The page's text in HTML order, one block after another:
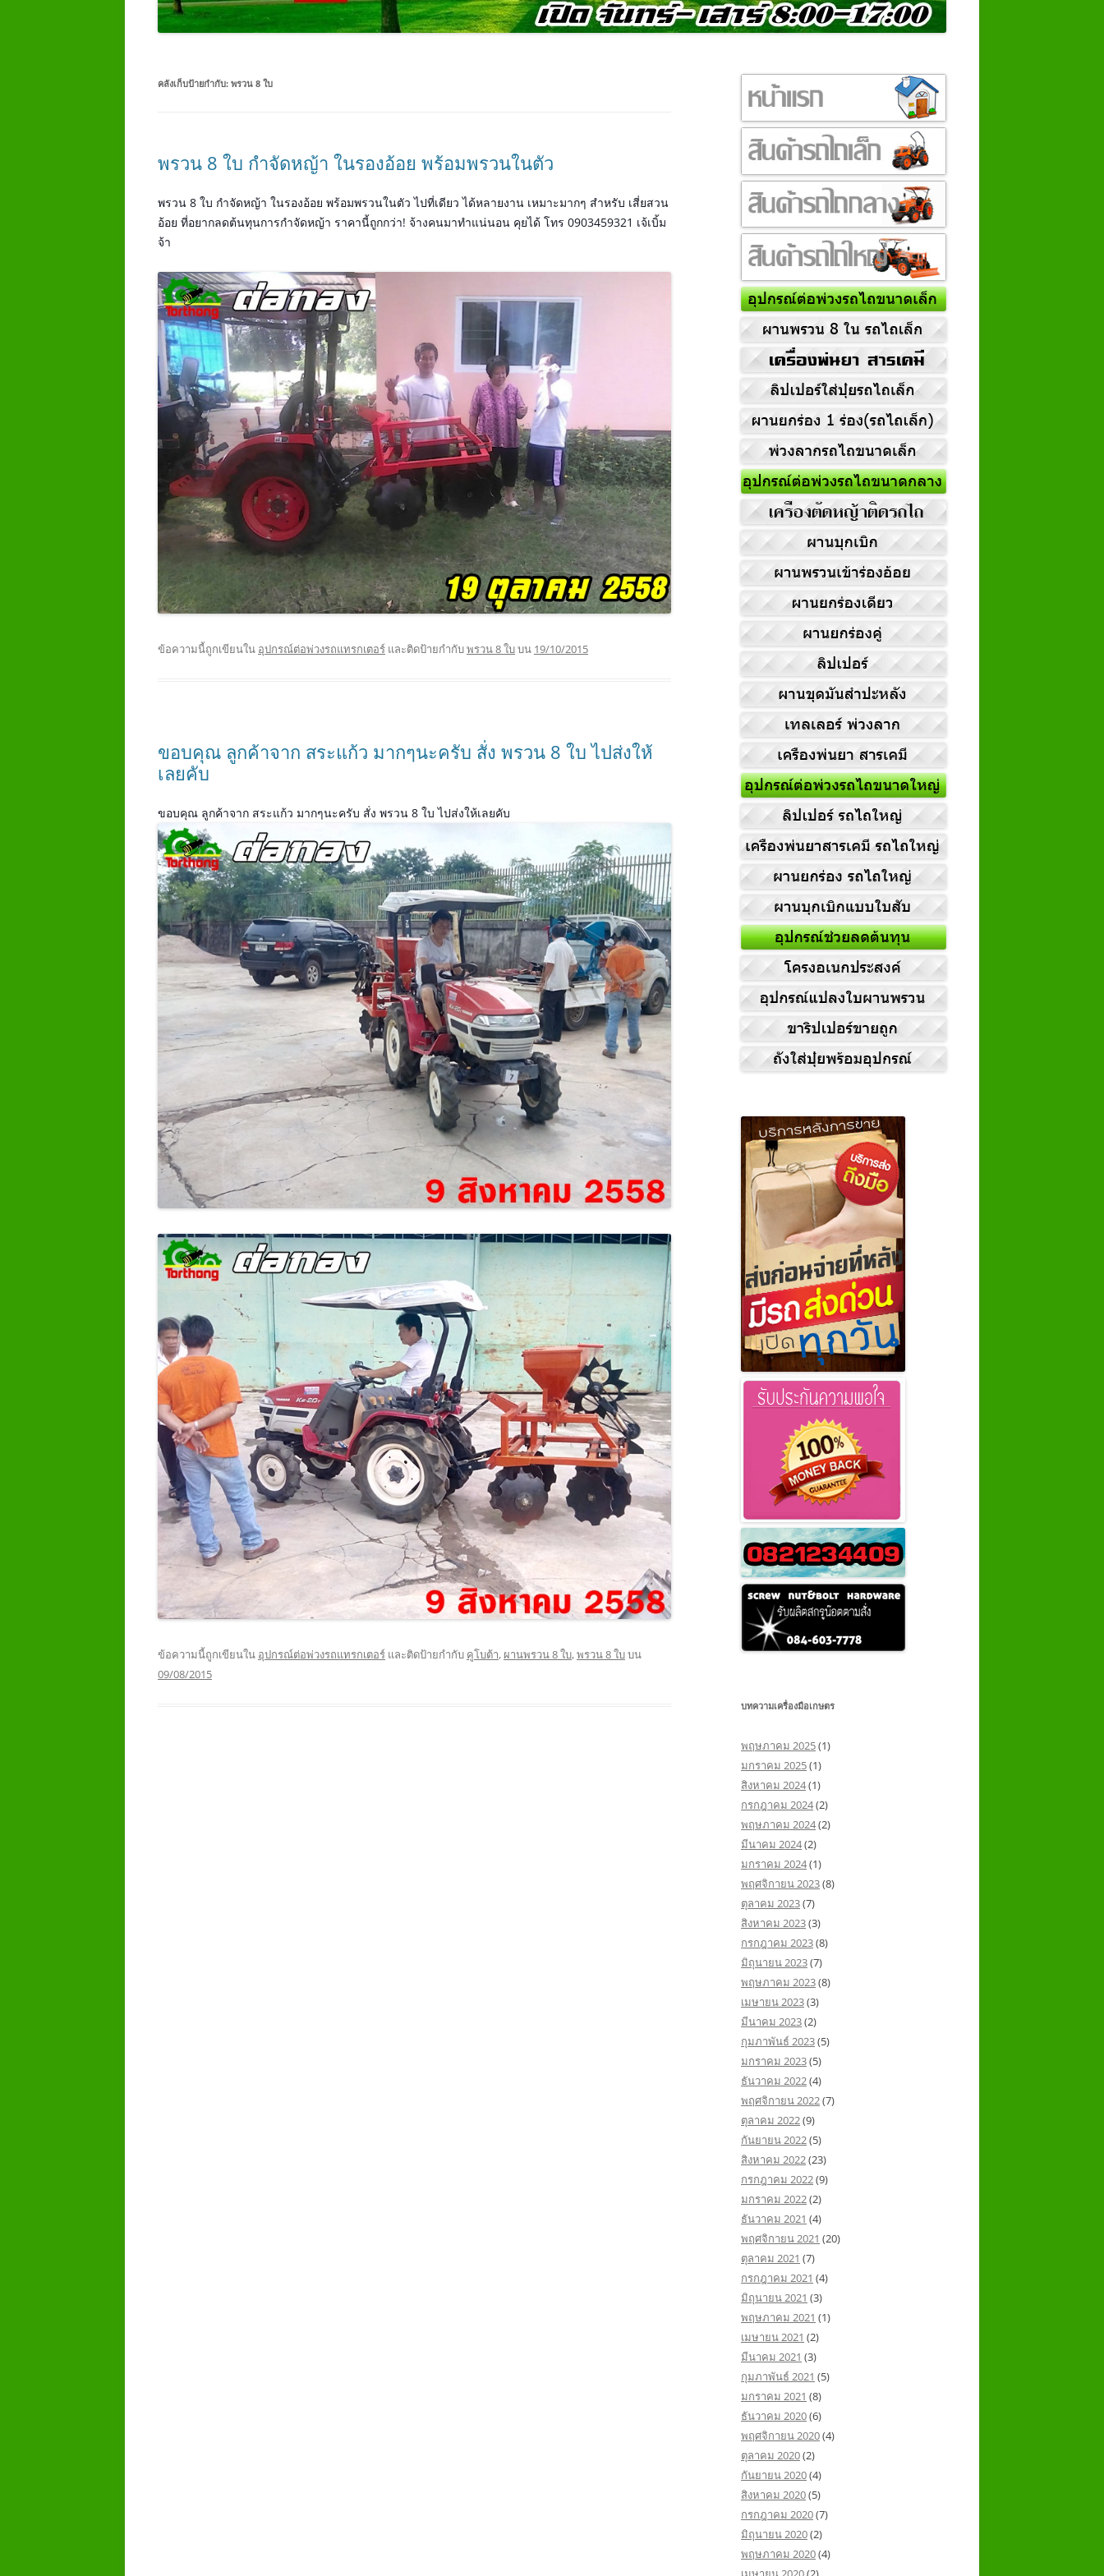
คลังเก็บป้ายกำกับ: พรวน 8 ใบ
พรวน 8 ใบ กำจัดหญ้า ในรองอ้อย พร้อมพรวนในตัว
พรวน 8 ใบ กำจัดหญ้า ในรองอ้อย พร้อมพรวนในตัว ไปที่เดียว ได้หลายงาน เหมาะมากๆ สำหรับ เสี่ยสวน
อ้อย ที่อยากลดต้นทุนการกำจัดหญ้า ราคานี้ถูกกว่า! จ้างคนมาทำแน่นอน คุยได้ โทร 0903459321 เจ้เบิ้ม
จ้า
ข้อความนี้ถูกเขียนใน อุปกรณ์ต่อพ่วงรถแทรกเตอร์ และติดป้ายกำกับพรวน 8 ใบบน 19/10/2015
ขอบคุณ ลูกค้าจาก สระแก้ว มากๆนะครับ สั่ง พรวน 8 ใบ ไปส่งให้
เลยคับ
ขอบคุณ ลูกค้าจาก สระแก้ว มากๆนะครับ สั่ง พรวน 8 ใบ ไปส่งให้เลยคับ
ข้อความนี้ถูกเขียนใน อุปกรณ์ต่อพ่วงรถแทรกเตอร์ และติดป้ายกำกับ คูโบต้า, ผานพรวน 8 ใบ,พรวน 8 ใบบน
09/08/2015
บทความเครื่องมือเกษตร
พฤษภาคม 2025(1)
มกราคม 2025(1)
สิงหาคม 2024(1)
กรกฎาคม 2024(2)
พฤษภาคม 2024(2)
มีนาคม 2024(2)
มกราคม 2024(1)
พฤศจิกายน 2023(8)
ตุลาคม 2023(7)
สิงหาคม 2023(3)
กรกฎาคม 2023(8)
มิถุนายน 2023(7)
พฤษภาคม 2023(8)
เมษายน 2023(3)
มีนาคม 2023(2)
กุมภาพันธ์ 2023(5)
มกราคม 2023(5)
ธันวาคม 2022(4)
พฤศจิกายน 2022(7)
ตุลาคม 2022(9)
กันยายน 2022(5)
สิงหาคม 2022(23)
กรกฎาคม 2022(9)
มกราคม 2022(2)
ธันวาคม 2021 (4)
พฤศจิกายน 2021 (20)
ตุลาคม 2021 (7)
กรกฎาคม 2021 (4)
มิถุนายน 2021 (3)
พฤษภาคม 2021 (1)
เมษายน 2021 (2)
มีนาคม 2021 (3)
กุมภาพันธ์ 2021 (5)
มกราคม 2021 (8)
ธันวาคม 2020(6)
พฤศจิกายน 2020(4)
ตุลาคม 2020(2)
กันยายน 2020(4)
สิงหาคม 2020(5)
กรกฎาคม 2020(7)
มิถุนายน 2020(2)
พฤษภาคม 2020(4)